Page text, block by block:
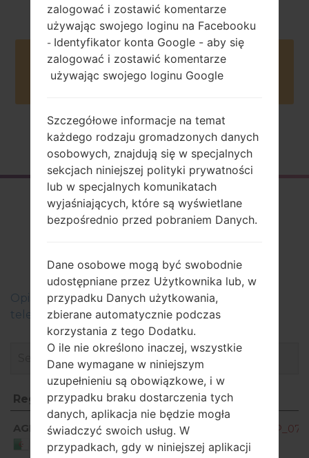
Buy accessories on Amazon
Strona startowa → Seria →LG G6 →LGH870S
Firmware
LGH870S(LGH870S)
akaLG G6
Оpis regionów oprogramowania układowego dla
telefonów LG
Region
Nazwa pliku
Region
Nazwa pliku
AGR
Algeria
zalogować i zostawić komentarze
używając swojego loginu na Facebooku
- Identyfikator konta Google - aby się
zalogować i zostawić komentarze
używając swojego loginu Google
Szczegółowe informacje na temat
każdego rodzaju gromadzonych danych
osobowych, znajdują się w specjalnych
sekcjach niniejszej polityki prywatności
lub w specjalnych komunikatach
wyjaśniających, które są wyświetlane
bezpośrednio przed pobraniem Danych.
Dane osobowe mogą być swobodnie
udostępniane przez Użytkownika lub, w
przypadku Danych użytkowania,
zbierane automatycznie podczas
korzystania z tego Dodatku.
O ile nie określono inaczej, wszystkie
Dane wymagane w niniejszym
uzupełnieniu są obowiązkowe, i w
przypadku braku dostarczenia tych
danych, aplikacja nie będzie mogła
świadczyć swoich usług. W
przypadkach, gdy w niniejszej aplikacji